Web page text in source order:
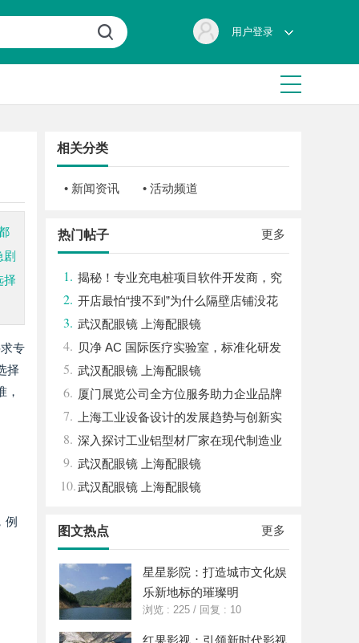
用户登录
择
专
择
，
例
相关分类
• 新闻资讯 • 活动频道
更多
热门帖子
1. 揭秘！专业充电桩项目软件开发商，究
竟藏着哪些行业秘诀？
2. 开店最怕“搜不到”为什么隔壁店铺没花
钱，ai却天天给他免费派单？
3. 武汉配眼镜 上海配眼镜
4. 贝净 AC 国际医疗实验室，标准化研发
体系全解析
5. 武汉配眼镜 上海配眼镜
6. 厦门展览公司全方位服务助力企业品牌
打造与市场开拓
7.
上海工业设备设计的发展趋势与创新实
践探索
8. 深入探讨工业铝型材厂家在现代制造业
中的重要角色与发展趋势
9. 武汉配眼镜 上海配眼镜
10.武汉配眼镜 上海配眼镜
更多
图文热点
星星影院：打造城市文化娱
乐新地标的璀璨明
浏览 : 225 / 回复 : 10
红果影视：引领新时代影视